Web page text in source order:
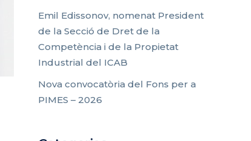
Emil Edissonov, nomenat President
de la Secció de Dret de la
Competència i de la Propietat
Industrial del ICAB
Nova convocatòria del Fons per a
PIMES – 2026